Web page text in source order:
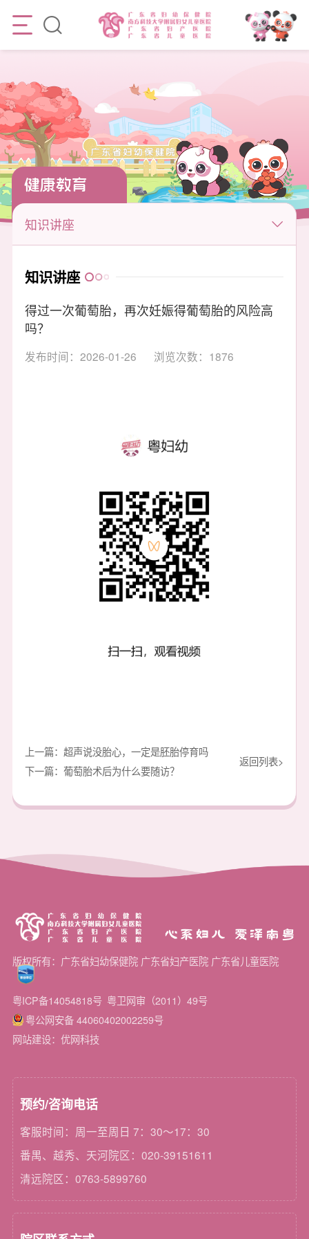
知识讲座
健康教育
知识讲座
得过一次葡萄胎，再次妊娠得葡萄胎的风险高
吗？
发布时间：2026-01-26 浏览次数：1876
上一篇：超声说没胎心，一定是胚胎停育吗
下一篇：葡萄胎术后为什么要随访？
返回列表>
心系妇儿 爱泽南粤
版权所有：广东省妇幼保健院 广东省妇产医院 广东省儿童医院
粤ICP备14054818号 粤卫网审（2011）49号
粤公网安备 44060402002259号
网站建设：优网科技
预约/咨询电话
客服时间：周一至周日 7：30～17：30
番禺、越秀、天河院区：020-39151611
清远院区：0763-5899760